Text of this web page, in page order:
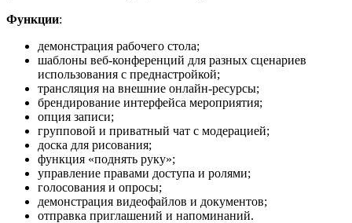
Функции:
демонстрация рабочего стола;
шаблоны веб-конференций для разных сценариев
использования с преднастройкой;
трансляция на внешние онлайн-ресурсы;
брендирование интерфейса мероприятия;
опция записи;
групповой и приватный чат с модерацией;
доска для рисования;
функция «поднять руку»;
управление правами доступа и ролями;
голосования и опросы;
демонстрация видеофайлов и документов;
отправка приглашений и напоминаний.